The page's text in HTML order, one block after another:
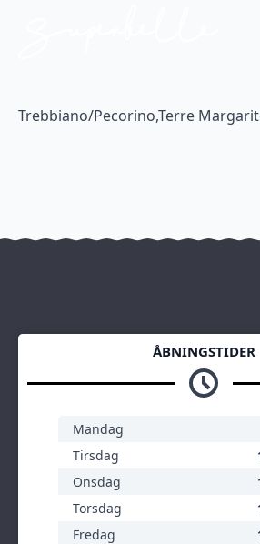
Trebbiano/Pecorino,Terre
ÅBNINGSTIDER
Mandag
Tirsdag
Onsdag
Torsdag
Fredag